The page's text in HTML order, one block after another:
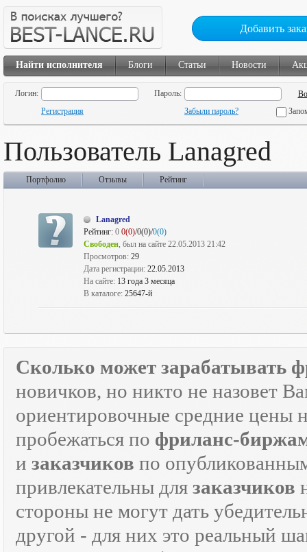
Добавить
Найти исполнителя Блоги Статьи Новости
Логин:
Пароль:
Регистрация
Забыли пароль?
Пользователь Lanagred
Портфолио Отзывы Рейтинг
Lanagred
Рейтинг: 0 0(0)/0(0)/0(0)
Свободен, был на сайте 22.05.2013 21:42
Просмотров: 29
Дата регистрации: 22.05.2013
На сайте: 13 года 3 месяца
В каталоге: 25647-й
Сколько может зарабатывать
новичков, но никто не назовет
ориентировочные средние цены
пробежаться по фриланс-
и заказчиков по
привлекательны для заказчиков
стороны не могут дать
другой - для них это реальный